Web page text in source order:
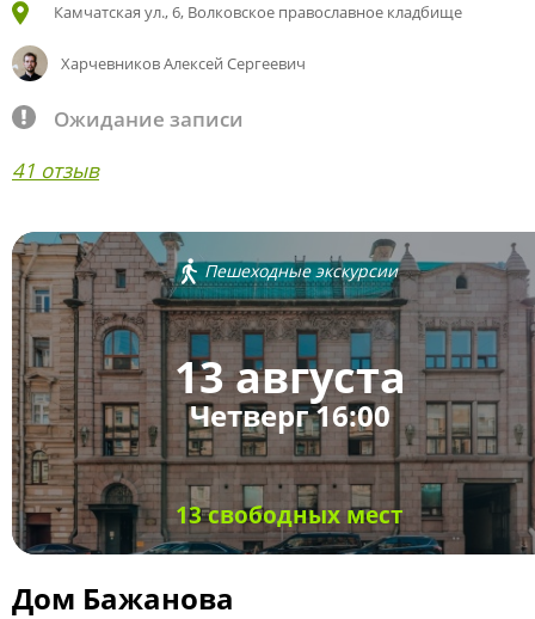
Камчатская ул., 6, Волковское православное кладбище
Харчевников Алексей Сергеевич
Ожидание записи
41 отзыв
Пешеходные экскурсии
13 августа
Четверг 16:00
13 свободных мест
Дом Бажанова